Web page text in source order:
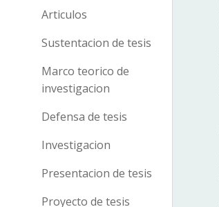
Articulos
Sustentacion de tesis
Marco teorico de
investigacion
Defensa de tesis
Investigacion
Presentacion de tesis
Proyecto de tesis